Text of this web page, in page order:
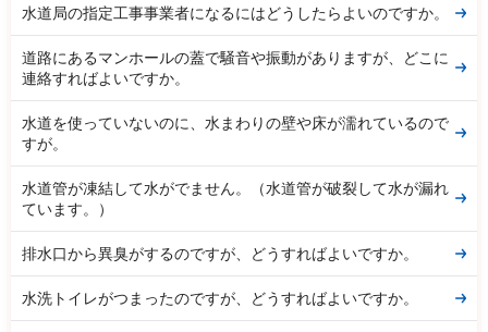
水道局の指定工事事業者になるにはどうしたらよいのですか。
道路にあるマンホールの蓋で騒音や振動がありますが、どこに
連絡すればよいですか。
水道を使っていないのに、水まわりの壁や床が濡れているので
すが。
水道管が凍結して水がでません。（水道管が破裂して水が漏れ
ています。）
排水口から異臭がするのですが、どうすればよいですか。
水洗トイレがつまったのですが、どうすればよいですか。